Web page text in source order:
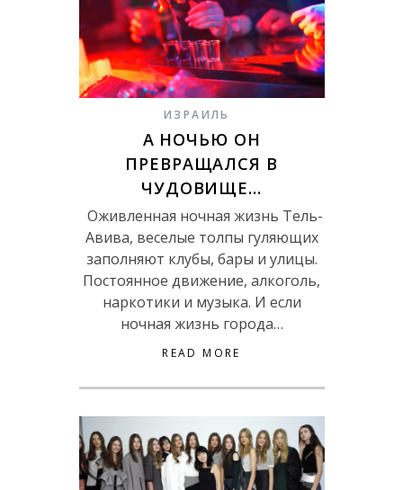
ИЗРАИЛЬ
А НОЧЬЮ ОН
ПРЕВРАЩАЛСЯ В
ЧУДОВИЩЕ…
Оживленная ночная жизнь Тель-
Авива, веселые толпы гуляющих
заполняют клубы, бары и улицы.
Постоянное движение, алкоголь,
наркотики и музыка. И если
ночная жизнь города…
READ MORE